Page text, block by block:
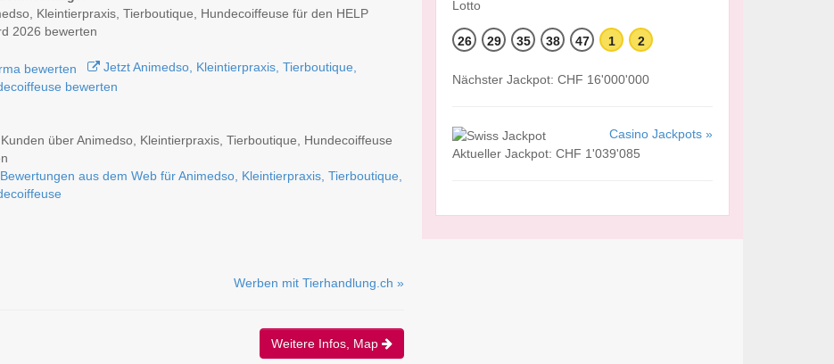
Kleintierpraxis, Tierboutique, Hundecoiffeuse für den HELP
2026 bewerten
Jetzt Animedso, Kleintierpraxis, Tierboutique,
bewerten
über Animedso, Kleintierpraxis, Tierboutique, Hundecoiffeuse
aus dem Web für Animedso, Kleintierpraxis, Tierboutique,
Werben mit Tierhandlung.ch »
Weitere Infos, Map
26 29 35 38 47 1 2
Nächster Jackpot: CHF 16'000'000
Casino Jackpots »
Aktueller Jackpot: CHF 1'039'085